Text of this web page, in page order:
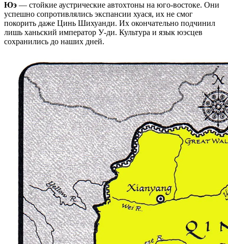
Юэ — стойкие аустрические автохтоны на юго-востоке. Они
успешно сопротивлялись экспансии хуася, их не смог
покорить даже Цинь Шихуанди. Их окончательно подчинил
лишь ханьский император У-ди. Культура и язык юэсцев
сохранились до наших дней.